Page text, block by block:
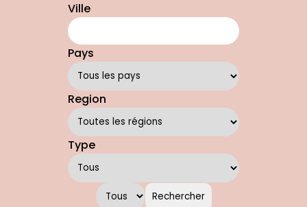
Ville
Pays
Region
Type